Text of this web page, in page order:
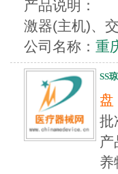
产品说明：
激器(主机)、
公司名称： 重
SS
盘
产
养